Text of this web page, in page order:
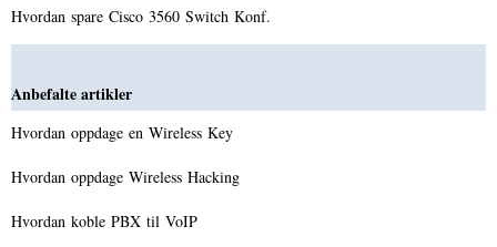
Hvordan spare Cisco 3560 Switch Konf.
Anbefalte artikler
Hvordan oppdage en Wireless Key
Hvordan oppdage Wireless Hacking
Hvordan koble PBX til VoIP